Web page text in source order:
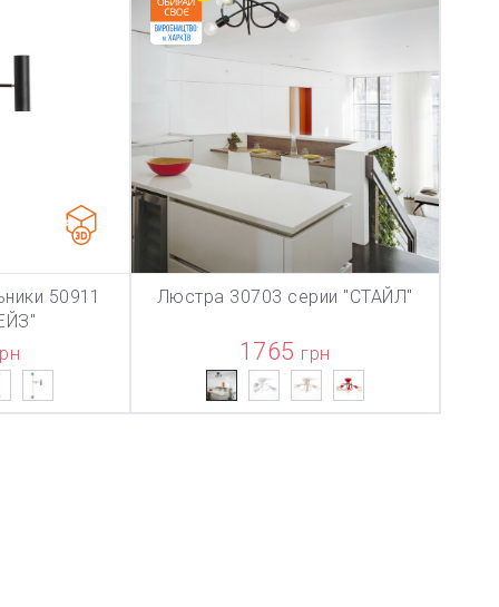
ТОВАР ДОБАВЛЕН В КОРЗИНУ
ТОВАР ДОБАВЛЕН В КОРЗИНУ
50911
В КОРЗИНУ
Люстра 30703 серии "СТАЙЛ"
1765 грн